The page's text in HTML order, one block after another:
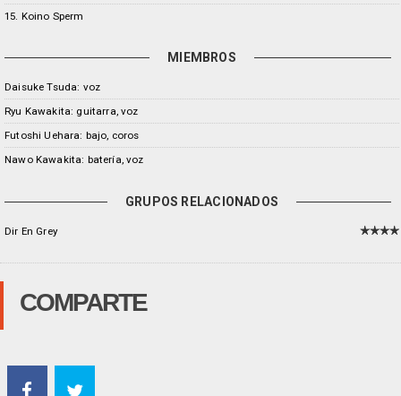
15. Koino Sperm
MIEMBROS
Daisuke Tsuda: voz
Ryu Kawakita: guitarra, voz
Futoshi Uehara: bajo, coros
Nawo Kawakita: batería, voz
GRUPOS RELACIONADOS
Dir En Grey
COMPARTE